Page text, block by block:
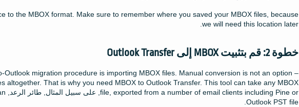
to the MBOX format Make sure to remember where you saved your MBOX files because
we will need this location later
خطوة 2: قم بتثبيت MBOX إلى Outlook Transfer
Outlook migration procedure is importing MBOX files Manual conversion is not an option –
altogether. That is why you need MBOX to Outlook Transfer. This tool can take any MBOX
file exported from a number of email clients including Pine or , على سبيل المثال, طائر الرعد,
Outlook PST file